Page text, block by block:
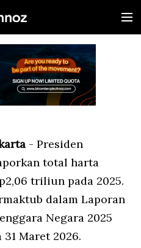
- Presiden
total harta
triliun pada 2025.
dalam Laporan
Negara 2025
Maret 2026.